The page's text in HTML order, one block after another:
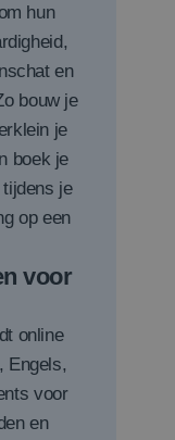
hun
en
bouw je
je
boek je
je
op een
voor
online
Engels,
voor
en